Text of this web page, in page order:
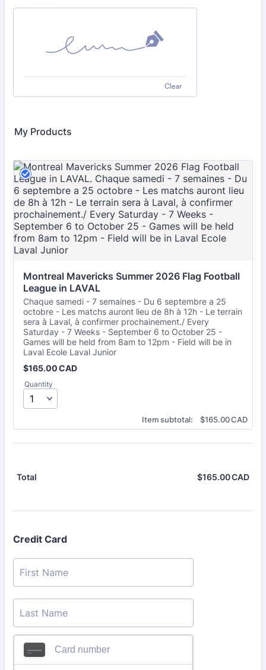
Clear
My Products
Montreal Mavericks Summer 2026 Flag Football
League in LAVAL
Chaque samedi - 7 semaines - Du 6 septembre a 25
octobre - Les matchs auront lieu de 8h à 12h - Le terrain
sera à Laval, à confirmer prochainement./ Every
Saturday - 7 Weeks - September 6 to October 25 -
Games will be held from 8am to 12pm - Field will be in
Laval Ecole Laval Junior
$165.00 CAD
$165.00CAD
Quantity
Item subtotal: $0.00 CAD
$165.00CAD
Total $165.00CAD
Credit Card